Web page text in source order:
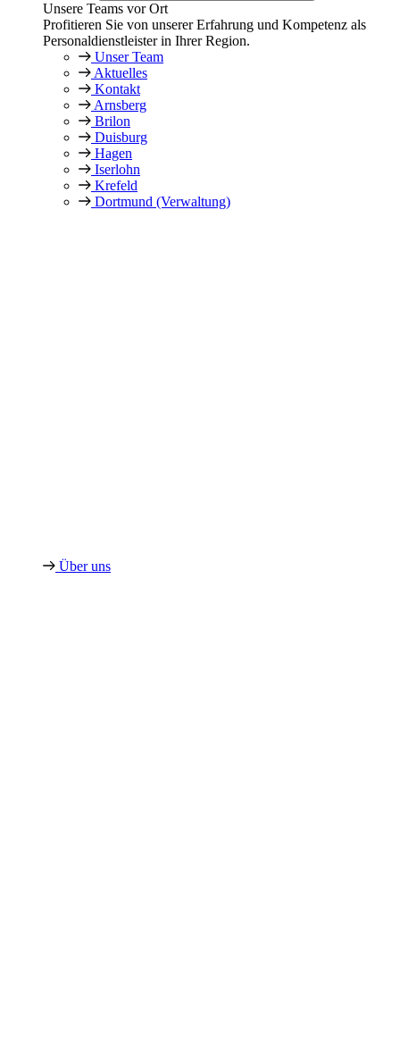
Unsere Teams vor Ort
Profitieren Sie von unserer Erfahrung und Kompetenz als
Personaldienstleister in Ihrer Region.
Unser Team
Aktuelles
Kontakt
Arnsberg
Brilon
Duisburg
Hagen
Iserlohn
Krefeld
Dortmund (Verwaltung)
Über uns